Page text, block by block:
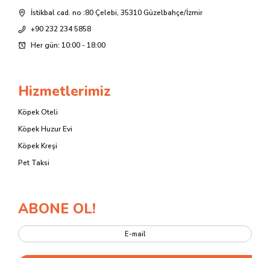
İstikbal cad. no :80 Çelebi, 35310 Güzelbahçe/İzmir
+90 232 234 5858
Her gün: 10:00 - 18:00
Hizmetlerimiz
Köpek Oteli
Köpek Huzur Evi
Köpek Kreşi
Pet Taksi
ABONE OL!